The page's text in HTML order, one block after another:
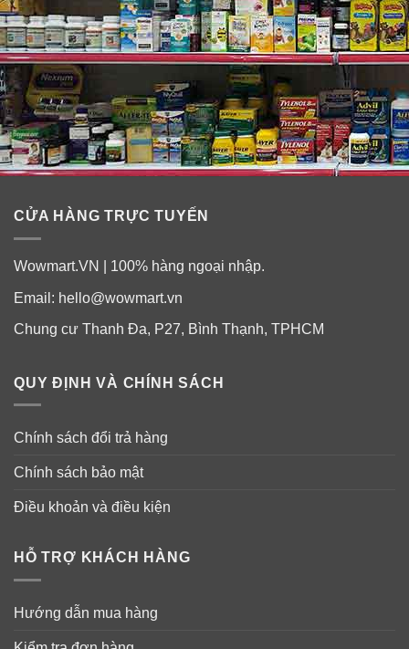
CỬA HÀNG TRỰC TUYẾN
Wowmart.VN | 100% hàng ngoại nhập.
Email: hello@wowmart.vn
Chung cư Thanh Đa, P27, Bình Thạnh, TPHCM
QUY ĐỊNH VÀ CHÍNH SÁCH
Chính sách đổi trả hàng
Chính sách bảo mật
Điều khoản và điều kiện
HỖ TRỢ KHÁCH HÀNG
Hướng dẫn mua hàng